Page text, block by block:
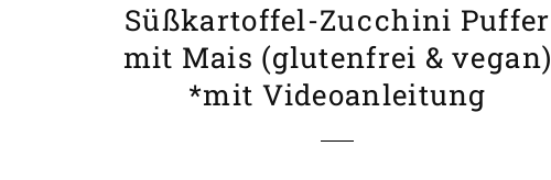
Süßkartoffel-Zucchini Puffer
mit Mais (glutenfrei & vegan)
*mit Videoanleitung